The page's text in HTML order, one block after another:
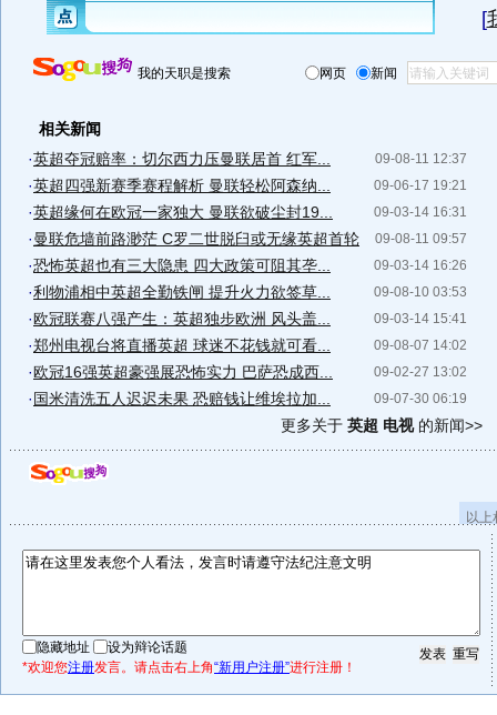
[
我的天职是搜索 网页 新闻
相关新闻
09-08-11 12:37
·英超夺冠赔率：切尔西力压曼联居首 红军...
09-06-17 19:21
·英超四强新赛季赛程解析 曼联轻松阿森纳...
09-03-14 16:31
·英超缘何在欧冠一家独大 曼联欲破尘封19...
09-08-11 09:57
·曼联危墙前路渺茫 C罗二世脱臼或无缘英超首轮
09-03-14 16:26
·恐怖英超也有三大隐患 四大政策可阻其垄...
09-08-10 03:53
·利物浦相中英超全勤铁闸 提升火力欲签草...
09-03-14 15:41
·欧冠联赛八强产生：英超独步欧洲 风头盖...
09-08-07 14:02
·郑州电视台将直播英超 球迷不花钱就可看...
09-02-27 13:02
·欧冠16强英超豪强展恐怖实力 巴萨恐成西...
09-07-30 06:19
· 国米清洗五人迟迟未果 恐赔钱让维埃拉加...
更多关于 英超 电视的新闻>>
以
隐藏地址
设为辩论话题
*欢迎您注册发言。请点击右上角“新用户注册”进行注册！